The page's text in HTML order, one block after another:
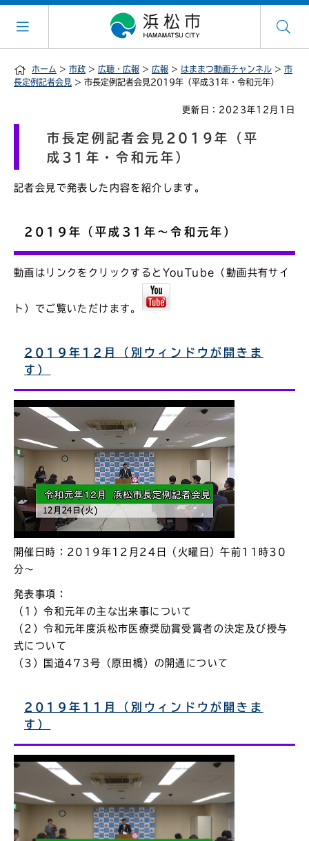
ホーム > 市政 > 広聴・広報 > 広報 > はままつ動画チャンネル > 市
長定例記者会見 > 市長定例記者会見2019年（平成31年・令和元年）
更新日：2023年12月1日
市長定例記者会見2019年（平
成31年・令和元年）
記者会見で発表した内容を紹介します。
2019年（平成31年～令和元年）
動画はリンクをクリックするとYouTube（動画共有サイ
ト）でご覧いただけます。
2019年12月（別ウィンドウが開きま
す）
開催日時：2019年12月24日（火曜日）午前11時30
分～
発表事項：
（1）令和元年の主な出来事について
（2）令和元年度浜松市医療奨励賞受賞者の決定及び授与
式について
（3）国道473号（原田橋）の開通について
2019年11月（別ウィンドウが開きま
す）